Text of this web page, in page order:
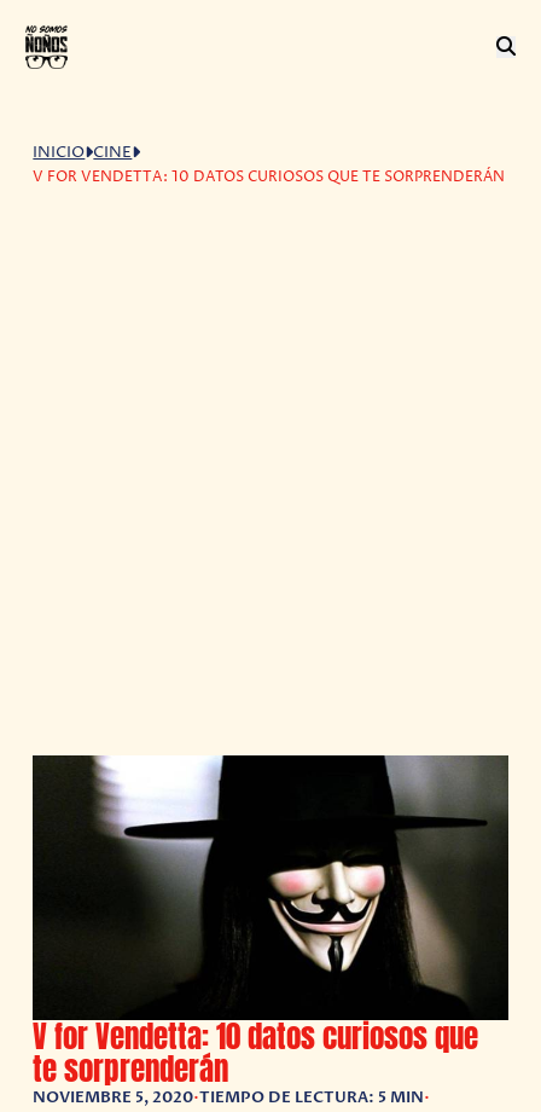
INICIO CINE
V FOR VENDETTA: 10 DATOS CURIOSOS QUE TE SORPRENDERÁN
V for Vendetta: 10 datos curiosos que
te sorprenderán
NOVIEMBRE 5, 2020•TIEMPO DE LECTURA: 5 MIN•